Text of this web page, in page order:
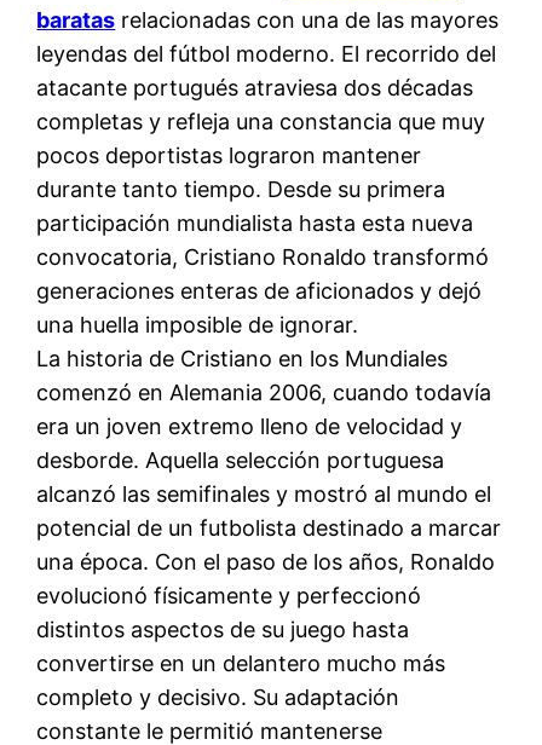
baratas relacionadas con una de las mayores
leyendas del fútbol moderno. El recorrido del
atacante portugués atraviesa dos décadas
completas y refleja una constancia que muy
pocos deportistas lograron mantener
durante tanto tiempo. Desde su primera
participación mundialista hasta esta nueva
convocatoria, Cristiano Ronaldo transformó
generaciones enteras de aficionados y dejó
una huella imposible de ignorar.
La historia de Cristiano en los Mundiales
comenzó en Alemania 2006, cuando todavía
era un joven extremo lleno de velocidad y
desborde. Aquella selección portuguesa
alcanzó las semifinales y mostró al mundo el
potencial de un futbolista destinado a marcar
una época. Con el paso de los años, Ronaldo
evolucionó físicamente y perfeccionó
distintos aspectos de su juego hasta
convertirse en un delantero mucho más
completo y decisivo. Su adaptación
constante le permitió mantenerse